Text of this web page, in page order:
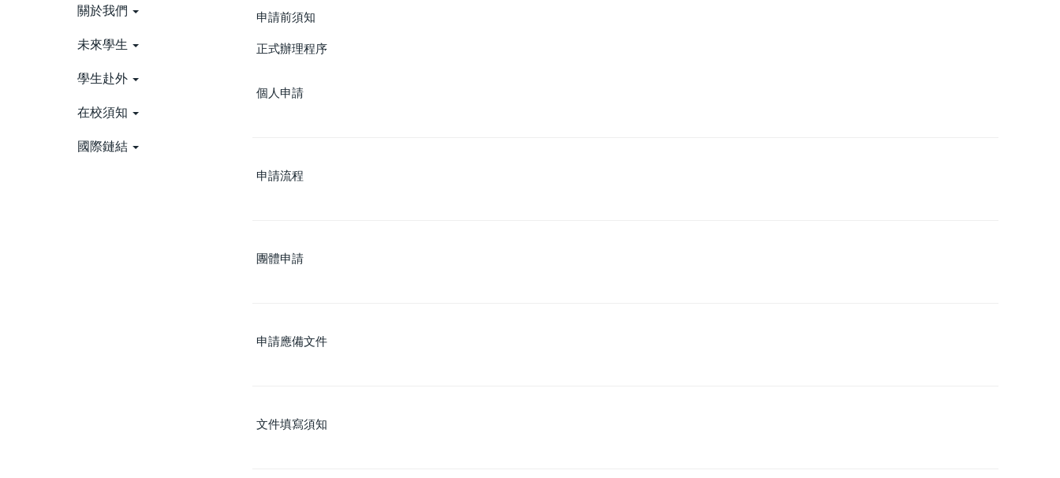
關於我們
未來學生
學生赴外
在校須知
國際鏈結
申請前須知
正式辦理程序
個人申請
申請流程
團體申請
申請應備文件
文件填寫須知